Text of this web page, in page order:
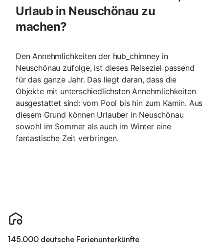
Urlaub in Neuschönau zu
machen?
Den Annehmlichkeiten der hub_chimney in
Neuschönau zufolge, ist dieses Reiseziel passend
für das ganze Jahr. Das liegt daran, dass die
Objekte mit unterschiedlichsten Annehmlichkeiten
ausgestattet sind: vom Pool bis hin zum Kamin. Aus
diesem Grund können Urlauber in Neuschönau
sowohl im Sommer als auch im Winter eine
fantastische Zeit verbringen.
145.000 deutsche Ferienunterkünfte